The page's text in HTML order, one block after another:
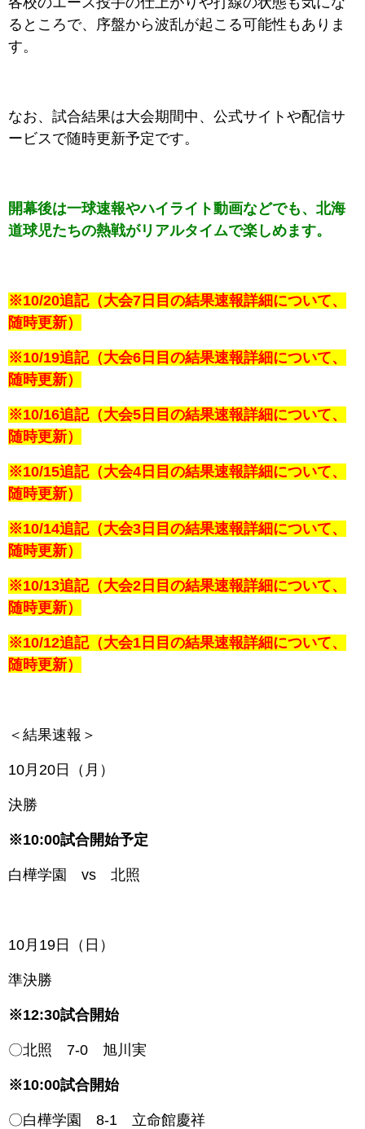
るところで、序盤から波乱が起こる可能性もありま
す。
なお、試合結果は大会期間中、公式サイトや配信サ
ービスで随時更新予定です。
開幕後は一球速報やハイライト動画などでも、北海
道球児たちの熱戦がリアルタイムで楽しめます。
※10/20追記（大会7日目の結果速報詳細について、
随時更新）
※10/19追記（大会6日目の結果速報詳細について、
随時更新）
※10/16追記（大会5日目の結果速報詳細について、
随時更新）
※10/15追記（大会4日目の結果速報詳細について、
随時更新）
※10/14追記（大会3日目の結果速報詳細について、
随時更新）
※10/13追記（大会2日目の結果速報詳細について、
随時更新）
※10/12追記（大会1日目の結果速報詳細について、
随時更新）
＜結果速報＞
10月20日（月）
決勝
※10:00試合開始予定
白樺学園 vs 北照
10月19日（日）
準決勝
※12:30試合開始
〇北照 7-0 旭川実
※10:00試合開始
〇白樺学園 8-1 立命館慶祥